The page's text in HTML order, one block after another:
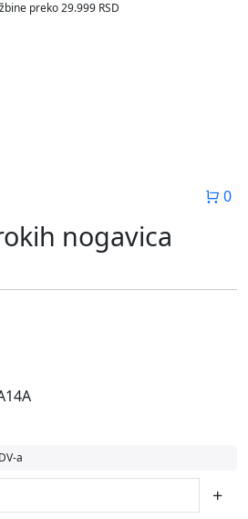
preko 29.999 RSD
0
nogavica
14A
a